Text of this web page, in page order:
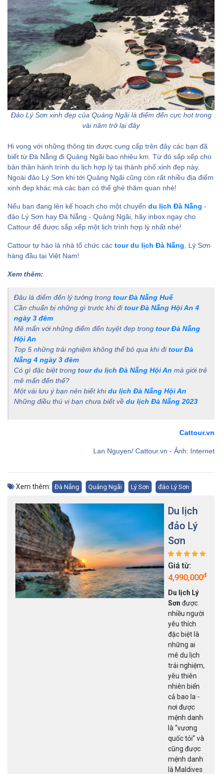
Đảo Lý Sơn xinh đẹp của Quảng Ngãi là điểm đến cực hot trong
vài năm trở lại đây
Hi vọng với những thông tin được cung cấp trên đây các bạn đã
biết từ Đà Nẵng đi Quảng Ngãi bao nhiêu km. Từ đó sắp xếp cho
bản thân hành trình du lịch hợp lý tại thành phố xinh đẹp này.
Ngoài đảo Lý Sơn khi tới Quảng Ngãi cũng còn rất nhiều địa điểm
xinh đẹp khác mà các bạn có thể ghé thăm quan nhé!
Nếu bạn đang lên kế hoạch cho một chuyến du lịch Đà Nẵng -
đảo Lý Sơn hay Đà Nẵng - Quảng Ngãi, hãy inbox ngay cho
Cattour để được sắp xếp một lịch trình hợp lý nhất nhé!
Cattour tự hào là nhà tổ chức các tour du lịch Đà Nẵng , Lý Sơn
hàng đầu tại Việt Nam!
Xem thêm:
Đâu là điểm đến lý tưởng trong tour Đà Nẵng Huế
Cần chuẩn bị những gì trước khi đitour Đà Nẵng Hội An 4
ngày 3 đêm
Mê mẩn với những điểm đến tuyệt đẹp trong tour Đà Nẵng
Hội An
Top 5 những trải nghiệm không thể bỏ qua khi đitour Đà
Nẵng 4 ngày 3 đêm
Có gì đặc biệt trong tour du lịch Đà Nẵng Hội An mà giới trẻ
mê mẩn đến thế?
Một vài lưu ý bạn nên biết khidu lịch Đà Nẵng Hội An
Những điều thú vị bạn chưa biết về du lịch Đà Nẵng 2023
Cattour.vn
Lan Nguyen/ Cattour.vn - Ảnh: Internet
Xem thêm: Đà Nẵng Quảng Ngãi Lý Sơn đảo Lý Sơn
Du lịch
Huế -
Đà
Nẵng -
Hội An
Giá từ:
400,000đ
Bạn muốn
khám phá
miền
Trung đầy
nắng gió
với những
ngôi nhà
cổ kính,
những bức
tường phủ
đầy rêu
xanh tại
phố cổ Hội
An? Lạc lối